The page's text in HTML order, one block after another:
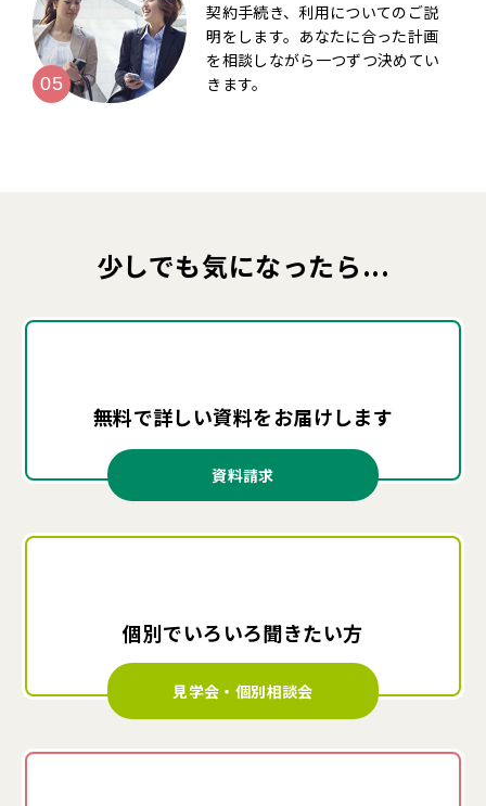
契約手続き、利用についてのご説
明をします。あなたに合った計画
を相談しながら一つずつ決めてい
きます。
少しでも気になったら...
無料で詳しい資料をお届けします
資料請求
個別でいろいろ聞きたい方
見学会・個別相談会